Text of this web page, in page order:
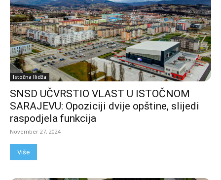
Istočna Ilidža
SNSD UČVRSTIO VLAST U ISTOČNOM
SARAJEVU: Opoziciji dvije opštine, slijedi
raspodjela funkcija
November 27, 2024
Više